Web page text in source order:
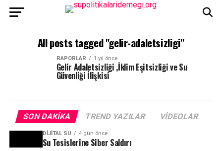
All posts tagged "gelir-adaletsizligi"
RAPORLAR 1 yıl önce
Gelir Adaletsizliği ,İklim Eşitsizliği ve Su
Güvenliği İlişkisi
SON DAKIKA TREND YAZILAR VIDEOLAR
DIJITAL SU 4 gün önce
Su Tesislerine Siber Saldırı